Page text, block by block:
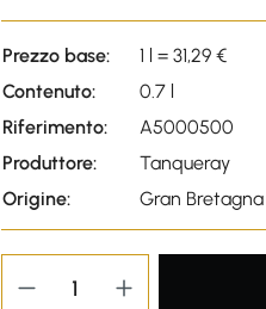
Prezzo base:
1 l = 31,29 €
Contenuto:
0.7 l
Riferimento:
A5000500
Produttore:
Tanqueray
Origine:
Gran Bretagna